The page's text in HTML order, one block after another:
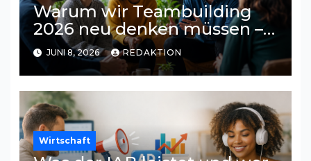
Warum wir Teambuilding
2026 neu denken müssen –
und was wirklich
funktioniert
JUNI 8, 2026 REDAKTION
Wirtschaft